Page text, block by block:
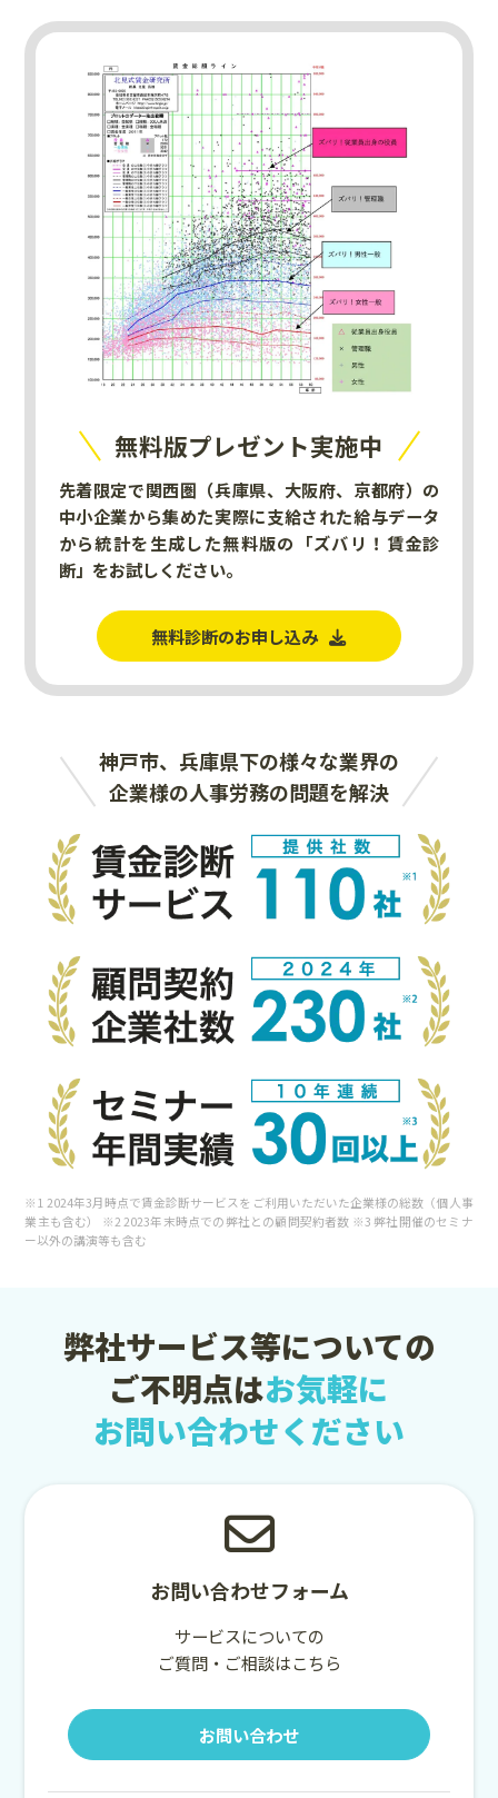
無料版プレゼント実施中
先着限定で関西圏（兵庫県、大阪府、京都府）の
中小企業から集めた実際に支給された給与データ
から統計を生成した無料版の「ズバリ！賃金診
断」をお試しください。
無料診断のお申し込み
神戸市、兵庫県下の様々な業界の
企業様の人事労務の問題を解決
※1 2024年3月時点で賃金診断サービスをご利用いただいた企業様の総数（個人事
業主も含む） ※2 2023年末時点での弊社との顧問契約者数 ※3 弊社開催のセミナ
ー以外の講演等も含む
弊社サービス等についての
ご不明点はお気軽に
お問い合わせください
お問い合わせフォーム
サービスについての
ご質問・ご相談はこちら
お問い合わせ